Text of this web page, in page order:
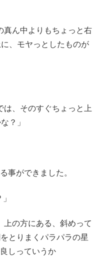
真ん中よりもちょっと右
、モヤっとしたものが
は、そのすぐちょっと上
？」
事ができました。
上の方にある、斜めって
とりまくパラパラの星
しっていうか